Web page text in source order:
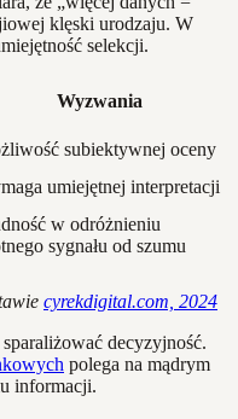
klęski urodzaju. W
selekcji.
Wyzwania
subiektywnej oceny
umiejętnej interpretacji
w odróżnieniu
sygnału od szumu
cyrekdigital.com, 2024
decyzyjność.
polega na mądrym
informacji.